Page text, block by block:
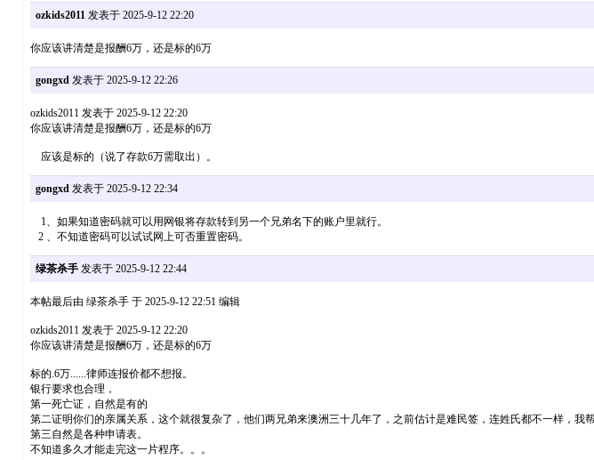
ozkids2011发表于 2025-9-12 22:20
你应该讲清楚是报酬6万，还是标的6万
gongxd发表于 2025-9-12 22:26
ozkids2011 发表于 2025-9-12 22:20
你应该讲清楚是报酬6万，还是标的6万
应该是标的（说了存款6万需取出）。
gongxd发表于 2025-9-12 22:34
1、如果知道密码就可以用网银将存款转到另一个兄弟名下的账户里就行。
2 、不知道密码可以试试网上可否重置密码。
绿茶杀手发表于 2025-9-12 22:44
本帖最后由 绿茶杀手 于 2025-9-12 22:51 编辑
ozkids2011 发表于 2025-9-12 22:20
你应该讲清楚是报酬6万，还是标的6万
标的.6万......律师连报价都不想报。
银行要求也合理，
第一死亡证，自然是有的
第二证明你们的亲属关系，这个就很复杂了，他们两兄弟来澳洲三十几年了，之前估计是难民签，连姓氏都不一样，
第三自然是各种申请表。
不知道多久才能走完这一片程序。。。